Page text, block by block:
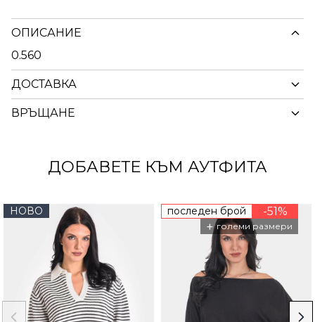
ОПИСАНИЕ
0.560
ДОСТАВКА
ВРЪЩАНЕ
ДОБАВЕТЕ КЪМ АУТФИТА
НОВО последен брой -51%
+ големи размери